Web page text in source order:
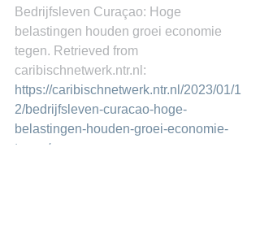
Bedrijfsleven Curaçao: Hoge
belastingen houden groei economie
tegen. Retrieved from
caribischnetwerk.ntr.nl:
https://caribischnetwerk.ntr.nl/2023/01/1
2/bedrijfsleven-curacao-hoge-
belastingen-houden-groei-economie-
tegen/